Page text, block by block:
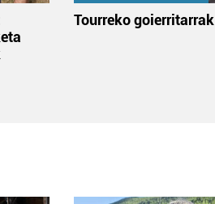
Tourreko goierritarrak